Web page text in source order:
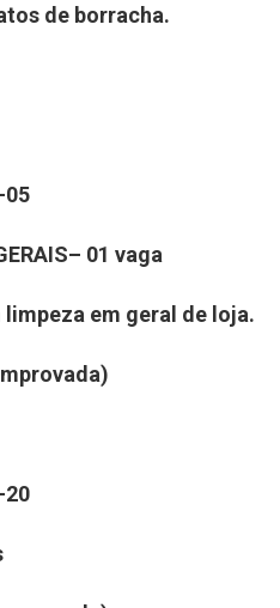
de borracha.
05
01 vaga
em geral de loja.
20